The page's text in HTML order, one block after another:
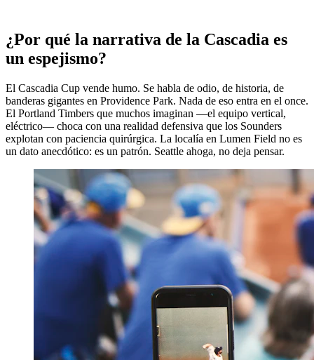
¿Por qué la narrativa de la Cascadia es
un espejismo?
El Cascadia Cup vende humo. Se habla de odio, de historia, de
banderas gigantes en Providence Park. Nada de eso entra en el once.
El Portland Timbers que muchos imaginan —el equipo vertical,
eléctrico— choca con una realidad defensiva que los Sounders
explotan con paciencia quirúrgica. La localía en Lumen Field no es
un dato anecdótico: es un patrón. Seattle ahoga, no deja pensar.